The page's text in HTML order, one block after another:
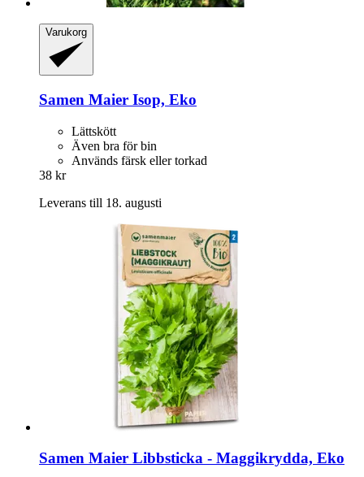
Varukorg
Samen Maier Isop, Eko
Lättskött
Även bra för bin
Används färsk eller torkad
38 kr
Leverans till 18. augusti
Samen Maier Libbsticka -​ Maggikrydda, Eko